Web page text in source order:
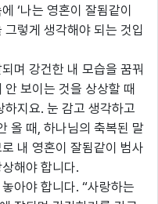
‘나는 영혼이 잘됨같이
그렇게 생각해야 되는 것입
며 강건한 내 모습을 꿈꿔
보이는 것을 상상할 때
지요. 눈 감고 생각하고
올 때, 하나님의 축복된 말
내 영혼이 잘됨같이 범사
해야 합니다.
아야 합니다. “사랑하는